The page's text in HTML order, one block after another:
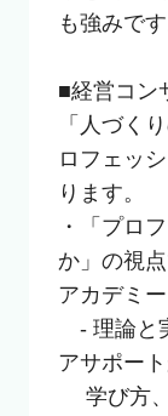
も強みです
■経営コン
「人づく
ロフェッ
ります。
・「プロ
か」の視
アカデミー
- 理論と
アサポー
学び方、